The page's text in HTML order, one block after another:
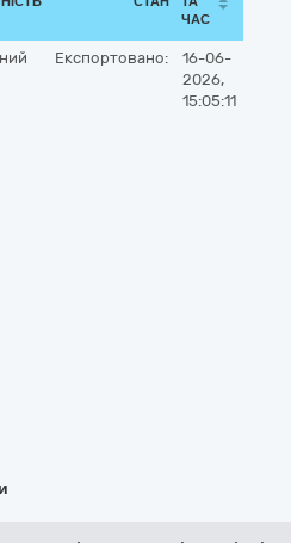
ЧАС
Експортовано:
16-06-
2026,
15:05:11